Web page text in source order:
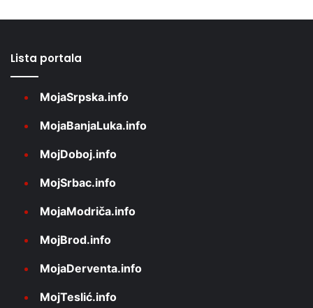
Lista portala
MojaSrpska.info
MojaBanjaLuka.info
MojDoboj.info
MojSrbac.info
MojaModriča.info
MojBrod.info
MojaDerventa.info
MojTeslić.info